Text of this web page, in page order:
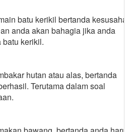
batu kerikil bertanda kesusahan
anda akan bahagia jika anda
kerikil.
hutan atau alas, bertanda
Terutama dalam soal